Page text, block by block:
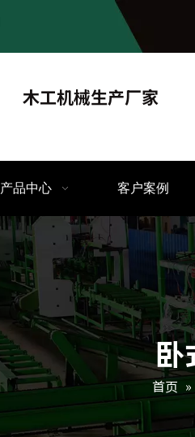
木工机械生产厂家
产品中心 客户案例
卧
首页 »